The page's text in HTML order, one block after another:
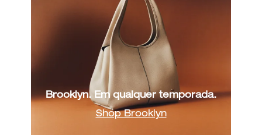
Brooklyn. Em qualquer temporada.
Shop Brooklyn